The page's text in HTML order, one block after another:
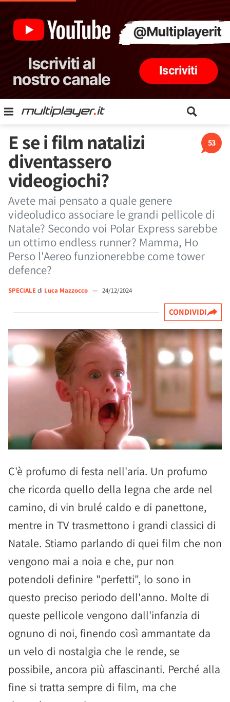
53
E se i film natalizi
diventassero
videogiochi?
Avete mai pensato a quale genere
videoludico associare le grandi pellicole di
Natale? Secondo voi Polar Express sarebbe
un ottimo endless runner? Mamma, Ho
Perso l'Aereo funzionerebbe come tower
defence?
SPECIALEdi Luca Mazzocco — 24/12/2024
CONDIVIDI
C'è profumo di festa nell'aria. Un profumo
che ricorda quello della legna che arde nel
camino, di vin brulé caldo e di panettone,
mentre in TV trasmettono i grandi classici di
Natale. Stiamo parlando di quei film che non
vengono mai a noia e che, pur non
potendoli definire "perfetti", lo sono in
questo preciso periodo dell'anno. Molte di
queste pellicole vengono dall'infanzia di
ognuno di noi, finendo così ammantate da
un velo di nostalgia che le rende, se
possibile, ancora più affascinanti. Perché alla
fine si tratta sempre di film, ma che